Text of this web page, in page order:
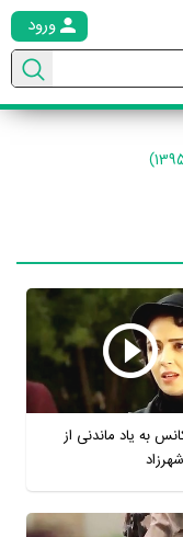
ورود
به یاد ماندنی از